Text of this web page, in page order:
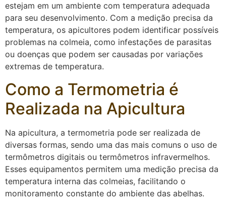
estejam em um ambiente com temperatura adequada
para seu desenvolvimento. Com a medição precisa da
temperatura, os apicultores podem identificar possíveis
problemas na colmeia, como infestações de parasitas
ou doenças que podem ser causadas por variações
extremas de temperatura.
Como a Termometria é
Realizada na Apicultura
Na apicultura, a termometria pode ser realizada de
diversas formas, sendo uma das mais comuns o uso de
termômetros digitais ou termômetros infravermelhos.
Esses equipamentos permitem uma medição precisa da
temperatura interna das colmeias, facilitando o
monitoramento constante do ambiente das abelhas.